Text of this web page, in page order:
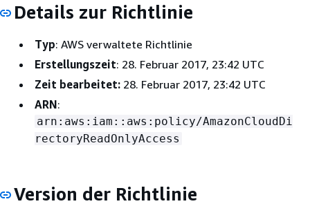
Details zur Richtlinie
Typ: AWS verwaltete Richtlinie
Erstellungszeit: 28. Februar 2017, 23:42 UTC
Zeit bearbeitet: 28. Februar 2017, 23:42 UTC
ARN:
arn:aws:iam::aws:policy/AmazonCloudDi
rectoryReadOnlyAccess
Version der Richtlinie